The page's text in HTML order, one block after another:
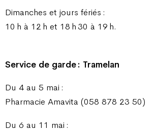
Dimanches et jours fériés :
10 h à 12 h et 18 h 30 à 19 h.
Service de garde : Tramelan
Du 4 au 5 mai :
Pharmacie Amavita (058 878 23 50)
Du 6 au 11 mai :